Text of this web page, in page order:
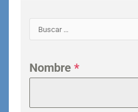
Nombre *